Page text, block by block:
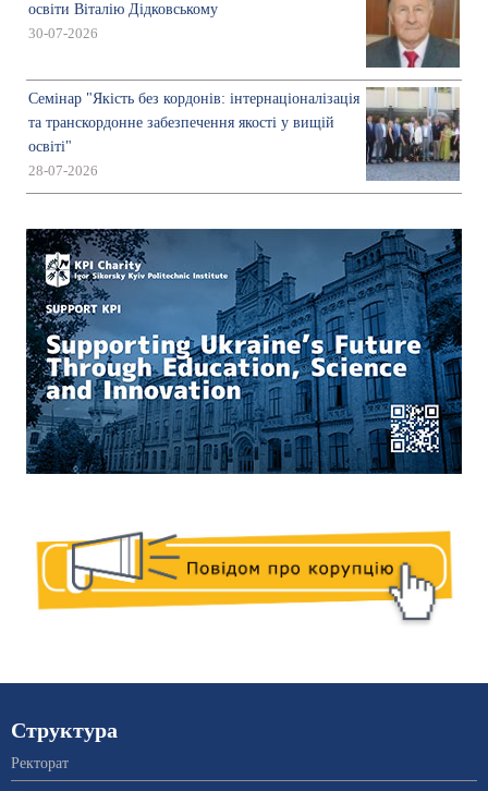
освіти Віталію Дідковському
30-07-2026
Семінар "Якість без кордонів: інтернаціоналізація
та транскордонне забезпечення якості у вищій
освіті"
28-07-2026
Структура
Ректорат